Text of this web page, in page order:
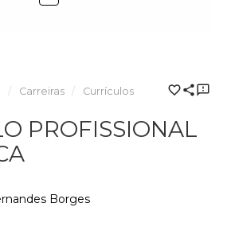
Carreiras Currículos
PROFISSIONAL
Borges